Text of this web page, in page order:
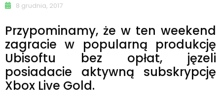
8 grudnia, 2017
Przypominamy, że w ten weekend
zagracie w popularną produkcję
Ubisoftu bez opłat, jęzeli
posiadacie aktywną subskrypcję
Xbox Live Gold.